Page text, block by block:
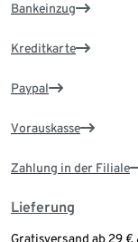
Bankeinzug
Kreditkarte
Paypal
Vorauskasse
Zahlung in der Filiale
Lieferung
Gratisversand ab 29 €